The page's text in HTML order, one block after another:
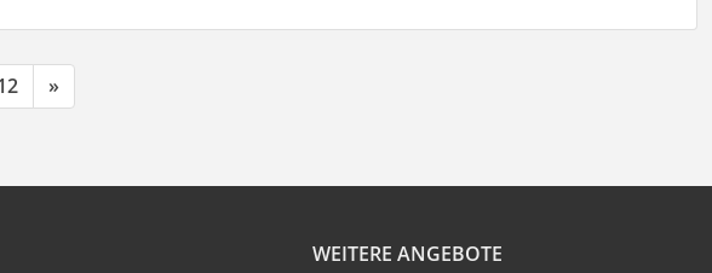
»
WEITERE ANGEBOTE